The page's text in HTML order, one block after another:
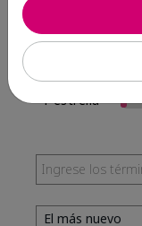
3 estrellas
1 estrella